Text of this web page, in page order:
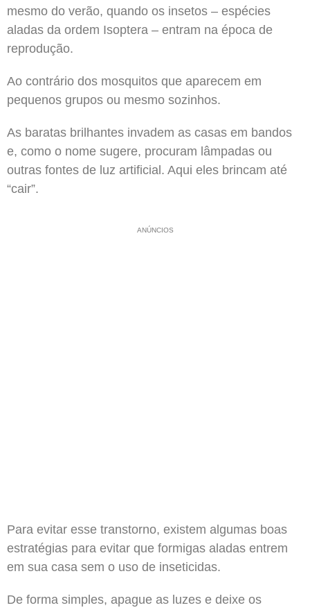
mesmo do verão, quando os insetos – espécies
aladas da ordem Isoptera – entram na época de
reprodução.
Ao contrário dos mosquitos que aparecem em
pequenos grupos ou mesmo sozinhos.
As baratas brilhantes invadem as casas em bandos
e, como o nome sugere, procuram lâmpadas ou
outras fontes de luz artificial. Aqui eles brincam até
“cair”.
ANÚNCIOS
Para evitar esse transtorno, existem algumas boas
estratégias para evitar que formigas aladas entrem
em sua casa sem o uso de inseticidas.
De forma simples, apague as luzes e deixe os